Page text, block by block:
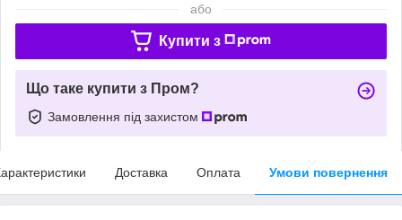
або
Купити з
Що таке купити з Пром?
Замовлення під захистом
Доставка Оплата Умови повернення